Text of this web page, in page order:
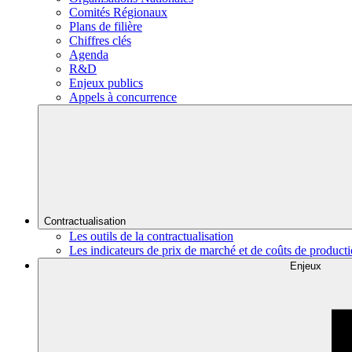
Comités Régionaux
Plans de filière
Chiffres clés
Agenda
R&D
Enjeux publics
Appels à concurrence
Contractualisation
Les outils de la contractualisation
Les indicateurs de prix de marché et de coûts de
Enjeux